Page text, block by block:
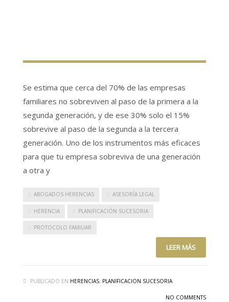
Se estima que cerca del 70% de las empresas
familiares no sobreviven al paso de la primera a la
segunda generación, y de ese 30% solo el 15%
sobrevive al paso de la segunda a la tercera
generación. Uno de los instrumentos más eficaces
para que tu empresa sobreviva de una generación
a otra y
ABOGADOS HERENCIAS ASESORÍA LEGAL
HERENCIA PLANIFICACIÓN SUCESORIA
PROTOCOLO FAMILIAR
LEER MÁS
PUBLICADO EN HERENCIAS, PLANIFICACION SUCESORIA
NO COMMENTS